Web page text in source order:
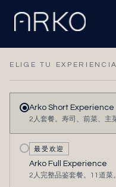
ELIGE TU EXPERIENCIA
Arko Short Experience
2人套餐。寿司、前菜、主
最受欢迎
Arko Full Experience
2人完整品鉴套餐。11道菜。